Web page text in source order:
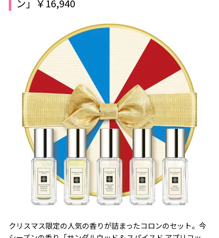
ン」￥16,940
クリスマス限定の人気の香りが詰まったコロンのセット。今